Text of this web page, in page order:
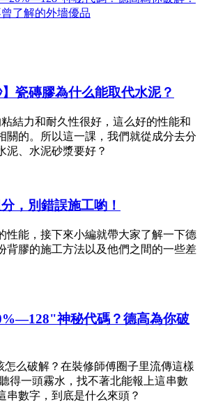
了解的外墻優品
】瓷磚膠為什么能取代水泥？
結力和耐久性很好，這么好的性能和
關的。所以這一課，我們就從成分去分
泥、水泥砂漿要好？
，別錯誤施工喲！
性能，接下來小編就帶大家了解一下德
背膠的施工方法以及他們之間的一些差
神秘代碼？德高為你破
怎么破解？在裝修師傅圈子里流傳這樣
得一頭霧水，找不著北能報上這串數
串數字，到底是什么來頭？